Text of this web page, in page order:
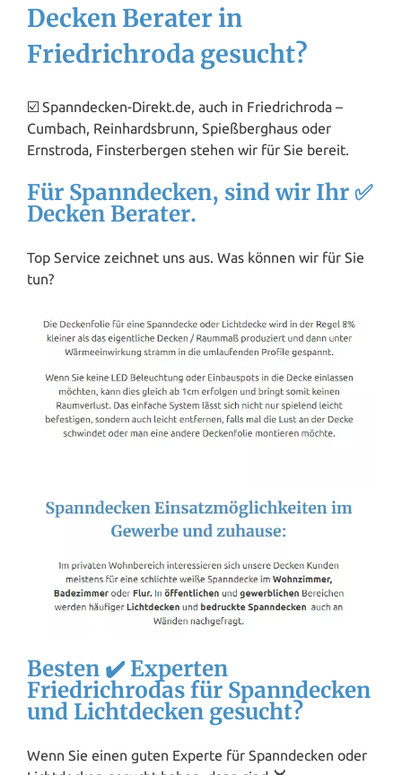
Decken Berater in
Friedrichroda gesucht?
☑️ Spanndecken-Direkt.de, auch in Friedrichroda –
Cumbach, Reinhardsbrunn, Spießberghaus oder
Ernstroda, Finsterbergen stehen wir für Sie bereit.
Für Spanndecken, sind wir Ihr ✅
Decken Berater.
Top Service zeichnet uns aus. Was können wir für Sie
tun?
Besten ✔️ Experten
Friedrichrodas für Spanndecken
und Lichtdecken gesucht?
Wenn Sie einen guten Experte für Spanndecken oder